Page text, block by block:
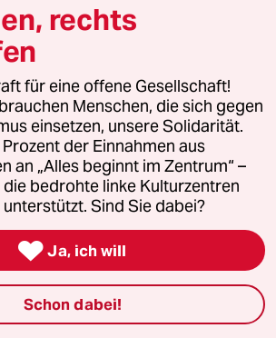
Anhalt
rechts
für eine offene Gesellschaft!
Menschen, die sich gegen
einsetzen, unsere Solidarität.
der Einnahmen aus
an „Alles beginnt im Zentrum“ –
bedrohte linke Kulturzentren
Sind Sie dabei?
 Ja, ich will
Schon dabei!